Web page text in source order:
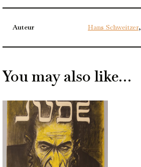
Auteur Hans Schweitzer,
You may also like…